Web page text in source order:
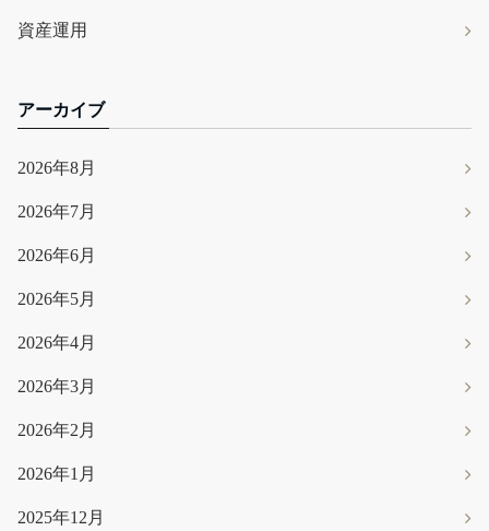
資産運用
アーカイブ
2026年8月
2026年7月
2026年6月
2026年5月
2026年4月
2026年3月
2026年2月
2026年1月
2025年12月